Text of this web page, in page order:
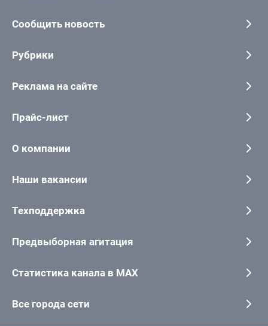
Сообщить новость
Рубрики
Реклама на сайте
Прайс-лист
О компании
Наши вакансии
Техподдержка
Предвыборная агитация
Статистика канала в MAX
Все города сети